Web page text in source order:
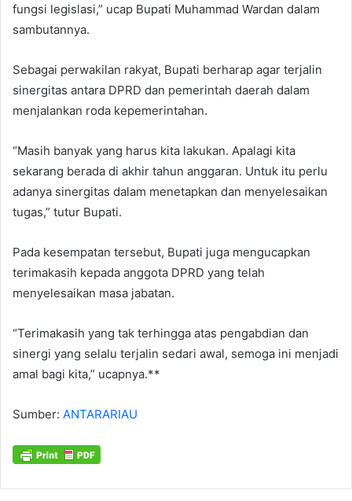
fungsi legislasi,” ucap Bupati Muhammad Wardan dalam
sambutannya.
Sebagai perwakilan rakyat, Bupati berharap agar terjalin
sinergitas antara DPRD dan pemerintah daerah dalam
menjalankan roda kepemerintahan.
“Masih banyak yang harus kita lakukan. Apalagi kita
sekarang berada di akhir tahun anggaran. Untuk itu perlu
adanya sinergitas dalam menetapkan dan menyelesaikan
tugas,” tutur Bupati.
Pada kesempatan tersebut, Bupati juga mengucapkan
terimakasih kepada anggota DPRD yang telah
menyelesaikan masa jabatan.
“Terimakasih yang tak terhingga atas pengabdian dan
sinergi yang selalu terjalin sedari awal, semoga ini menjadi
amal bagi kita,” ucapnya.**
Sumber: ANTARARIAU